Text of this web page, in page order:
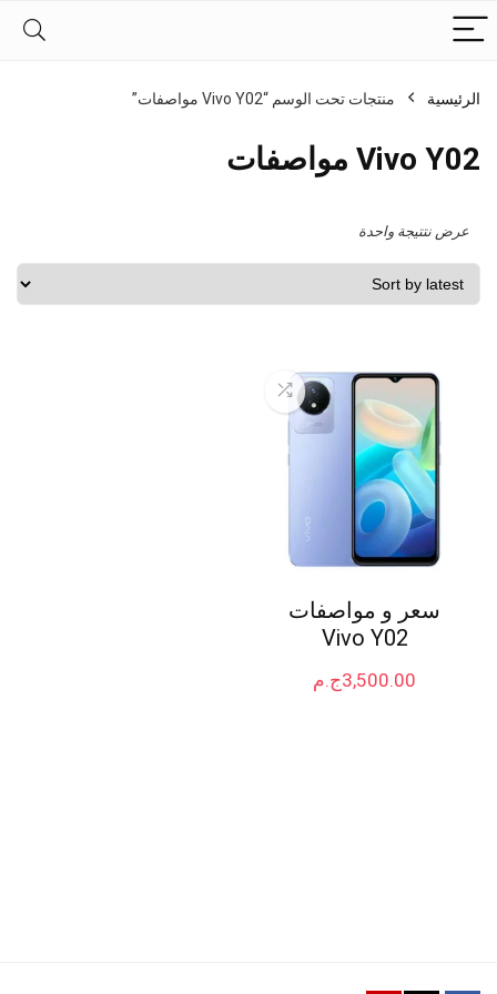
الرئيسية منتجات تحت الوسم “Vivo Y02 مواصفات”
Vivo Y02 مواصفات
عرض نتتيجة واحدة
سعر و مواصفات
Vivo Y02
ج.م3,500.00